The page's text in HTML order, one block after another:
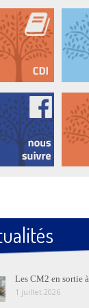
Les CM2 en sortie
1 juillet 2026